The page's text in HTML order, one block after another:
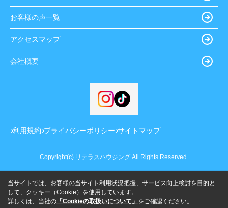
お客様の声一覧
アクセスマップ
会社概要
利用規約 プライバシーポリシー サイトマップ
Copyright(c) リテラスハウジング All Rights Reserved.
当サイトでは、お客様の当サイト利用状況把握、サービス向上検討を目的と
して、クッキー（Cookie）を使用しています。
詳しくは、当社の 「Cookieの取扱いについて」 をご確認ください。